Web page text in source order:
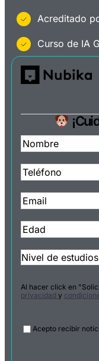
Acreditado
Curso de IA
Al hacer click en
privacidad y
Legal
Acepto recibir